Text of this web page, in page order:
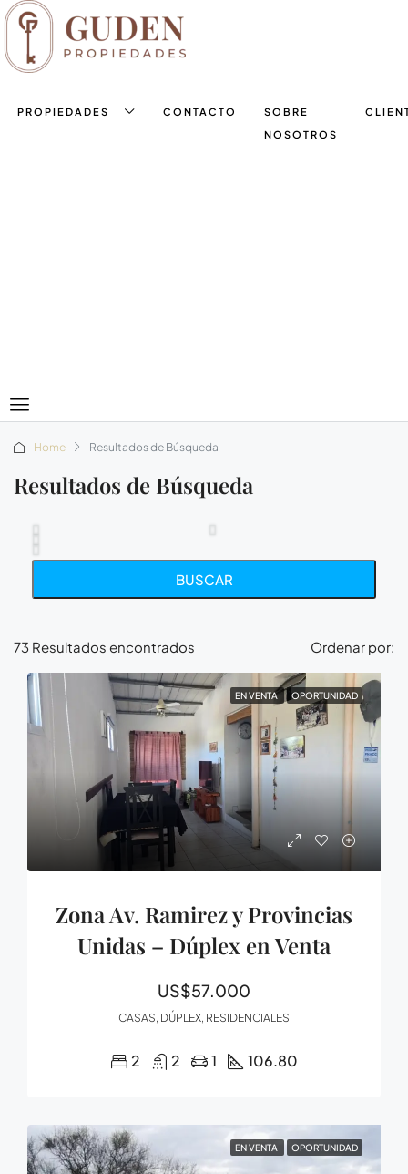
PROPIEDADES CONTACTO
SOBRE
NOSOTROS
Home Resultados de Búsqueda
Resultados de Búsqueda
BUSCAR
73 Resultados encontrados Ordenar por:
EN VENTA OPORTUNIDAD
Zona Av. Ramirez y Provincias
Unidas – Dúplex en Venta
US$57.000
CASAS, DÚPLEX, RESIDENCIALES
2 2 1 106.80
EN VENTA OPORTUNIDAD